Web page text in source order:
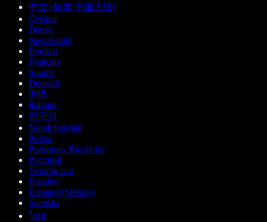
中文 (简体 中国大陆)
Čeština
Dansk
Nederlands
English
Français
Suomi
Deutsch
हिन्दी
Italiano
한국어
Norsk bokmål
Polski
Português Brasileiro
Русский
Українська
Español
Español (México)
Svenska
ไทย